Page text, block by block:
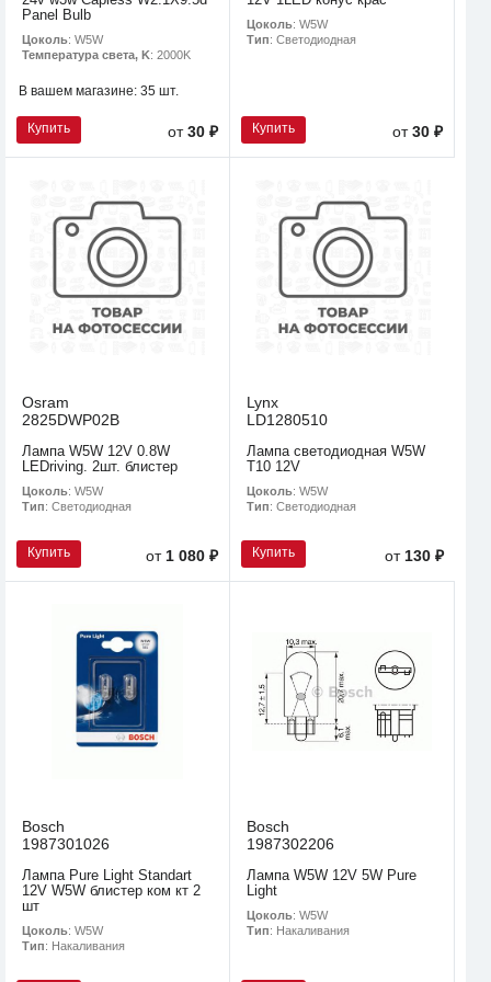
Panel Bulb
Цоколь: W5W
Температура света, K: 2000K
В вашем магазине: 35 шт.
Купить от30 ₽
Цоколь: W5W
Тип: Светодиодная
Купить от30 ₽
Osram
2825DWP02B
Лампа W5W 12V 0.8W
LEDriving. 2шт. блистер
Цоколь: W5W
Тип: Светодиодная
Купить от 1 080 ₽
Lynx
LD1280510
Лампа светодиодная W5W
T10 12V
Цоколь: W5W
Тип: Светодиодная
Купить от 130 ₽
Bosch
1987301026
Лампа Pure Light Standart
12V W5W блистер ком кт 2
шт
Цоколь: W5W
Тип: Накаливания
Bosch
1987302206
Лампа W5W 12V 5W Pure
Light
Цоколь: W5W
Тип: Накаливания